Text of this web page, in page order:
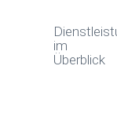
im
Überblick